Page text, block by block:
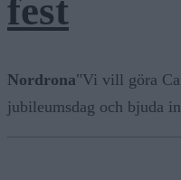
fest
Nordrona"Vi vill göra
jubileumsdag och bjuda